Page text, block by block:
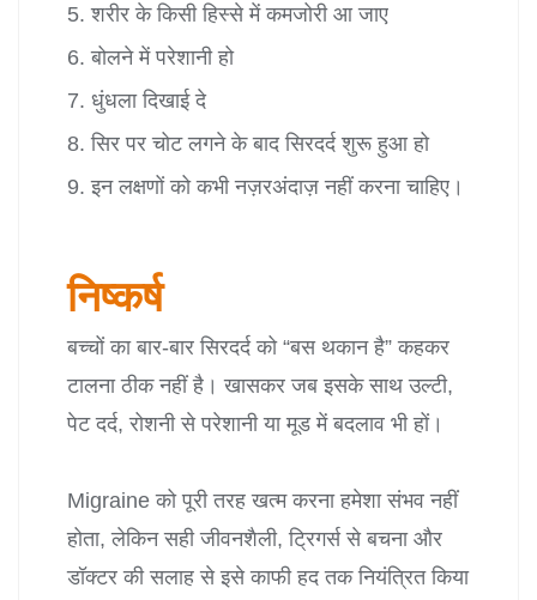
शरीर के किसी हिस्से में कमजोरी आ जाए
बोलने में परेशानी हो
धुंधला दिखाई दे
सिर पर चोट लगने के बाद सिरदर्द शुरू हुआ हो
इन लक्षणों को कभी नज़रअंदाज़ नहीं करना चाहिए।
निष्कर्ष
बच्चों का बार-बार सिरदर्द को “बस थकान है” कहकर
टालना ठीक नहीं है। खासकर जब इसके साथ उल्टी,
पेट दर्द, रोशनी से परेशानी या मूड में बदलाव भी हों।
Migraine को पूरी तरह खत्म करना हमेशा संभव नहीं
होता, लेकिन सही जीवनशैली, ट्रिगर्स से बचना और
डॉक्टर की सलाह से इसे काफी हद तक नियंत्रित किया